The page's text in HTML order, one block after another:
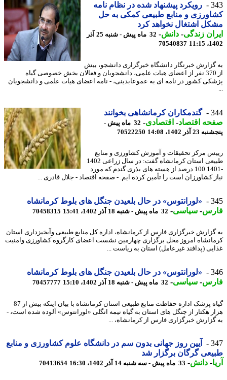
رویکرد پیشنهاد شده در نظام نامه
و منابع طبیعی کمکی به حل
اشتغال نخواهد کرد
زندگی-دانش -
32 ماه پیش - شنبه 25 آذر
70540837
خبرنگار دانشگاه خبرگزاری دانشجو، بیش
از 370 نفر از اعضای هیات علمی، دانشجویان و فعالان بخش خصوصی گیاه
کشور در نامه ای به عموعابدینی، - نامه اعضای هیات علمی و دانشجویان
گندمکاران کرمانشاهی بخوانند
اقتصاد-اقتصادی-
32 ماه پیش -
آذر 1402، 14:08
70522250
مرکز تحقیقات و آموزش کشاورزی و منابع
طبیعی استان کرمانشاه گفت: در سال زراعی 1402
-1401 100 درصد از هسته های بذری گندم که مورد
کشاورزان است را تأمین کرده ایم. - صفحه اقتصاد - جلال قادری ...
«لورانتوس» در حال بلعیدن جنگل های بلوط کرمانشاه
-سیاسی-32 ماه پیش - شنبه 18 آذر 1402، 15:41 70458315
خبرگزاری فارس از کرمانشاه، اداره کل منابع طبیعی وآبخیزداری استان
امروز محل برگزاری چهارمین نشست اعضای کارگروه کشاورزی وامنیت
(پدافند غیرعامل) استان به ریاست ...
«لورانتوس» در حال بلعیدن جنگل های بلوط کرمانشاه
-سیاسی-32 ماه پیش - شنبه 18 آذر 1402، 15:10 70457777
گیاه پزشک اداره حفاظت منابع طبیعی استان کرمانشاه با بیان اینکه بیش از 87
هکتار از جنگل های استان به گیاه نیمه انگلی «لورانتوس» آلوده شده است، -
خبرگزاری فارس از کرمانشاه، ...
آیین روز جهانی بدون سم در دانشگاه علوم کشاورزی و منابع
گرگان برگزار شد
-دانش -33 ماه پیش - سه شنبه 14 آذر 1402، 16:30 70413654